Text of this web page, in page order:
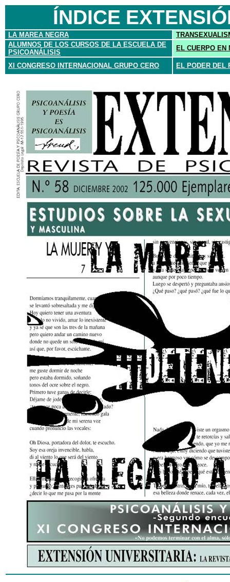
ÍNDICE
LA MAREA NEGRA
ALUMNOS DE LOS CURSOS DE LA ESCUELA DE
PSICOANÁLISIS
EL CUERPO
XI CONGRESO INTERNACIONAL GRUPO CERO EL PODER DEL